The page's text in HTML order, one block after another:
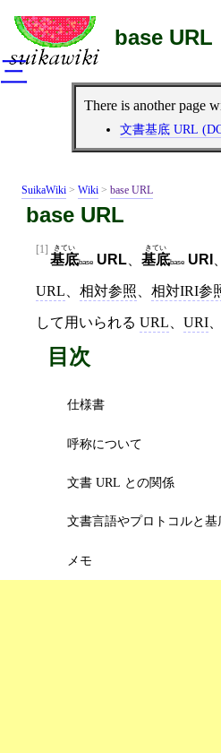
base URL
There is another page
文書基底 URL
SuikaWiki > Wiki > base URL
base URL
[1]
基底
きてい
base URL 基底
きてい
base URI
URL 相対参照 相対IRI参
して用いられる URL URI
目次
仕様書
呼称について
文書 URL との関係
文書言語やプロトコルと基
メモ
三